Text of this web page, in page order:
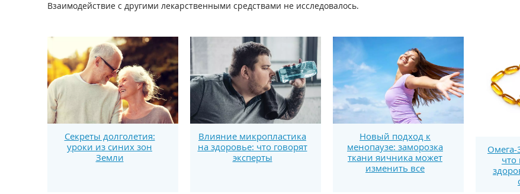
Взаимодействие с другими лекарственными средствами не исследовалось.
Секреты долголетия:
уроки из синих зон
Земли
Влияние микропластика
на здоровье: что говорят
эксперты
Новый подход к
менопаузе: заморозка
ткани яичника может
изменить все
Омега-
что